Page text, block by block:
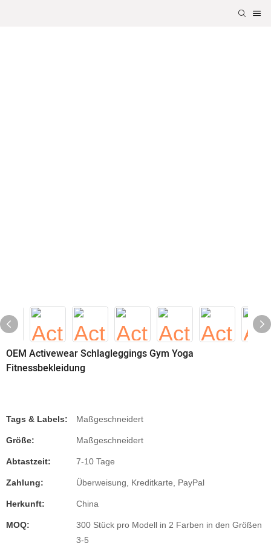
OEM Activewear Schlagleggings Gym Yoga
Fitnessbekleidung
Tags & Labels: Maßgeschneidert
Größe: Maßgeschneidert
Abtastzeit: 7-10 Tage
Zahlung: Überweisung, Kreditkarte, PayPal
Herkunft: China
MOQ:
300 Stück pro Modell in 2 Farben in den Größen
3-5